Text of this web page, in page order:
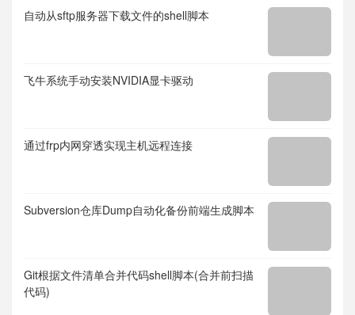
自动从sftp服务器下载文件的shell脚本
飞牛系统手动安装NVIDIA显卡驱动
通过frp内网穿透实现主机远程连接
Subversion仓库Dump自动化备份前端生成脚本
Git根据文件清单合并代码shell脚本(合并前扫描
代码)